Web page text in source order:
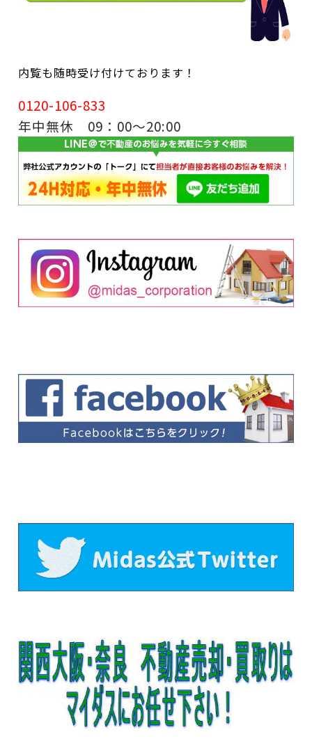
内覧も随時受け付けております！
0120-106-833
年中無休 09：00～20:00